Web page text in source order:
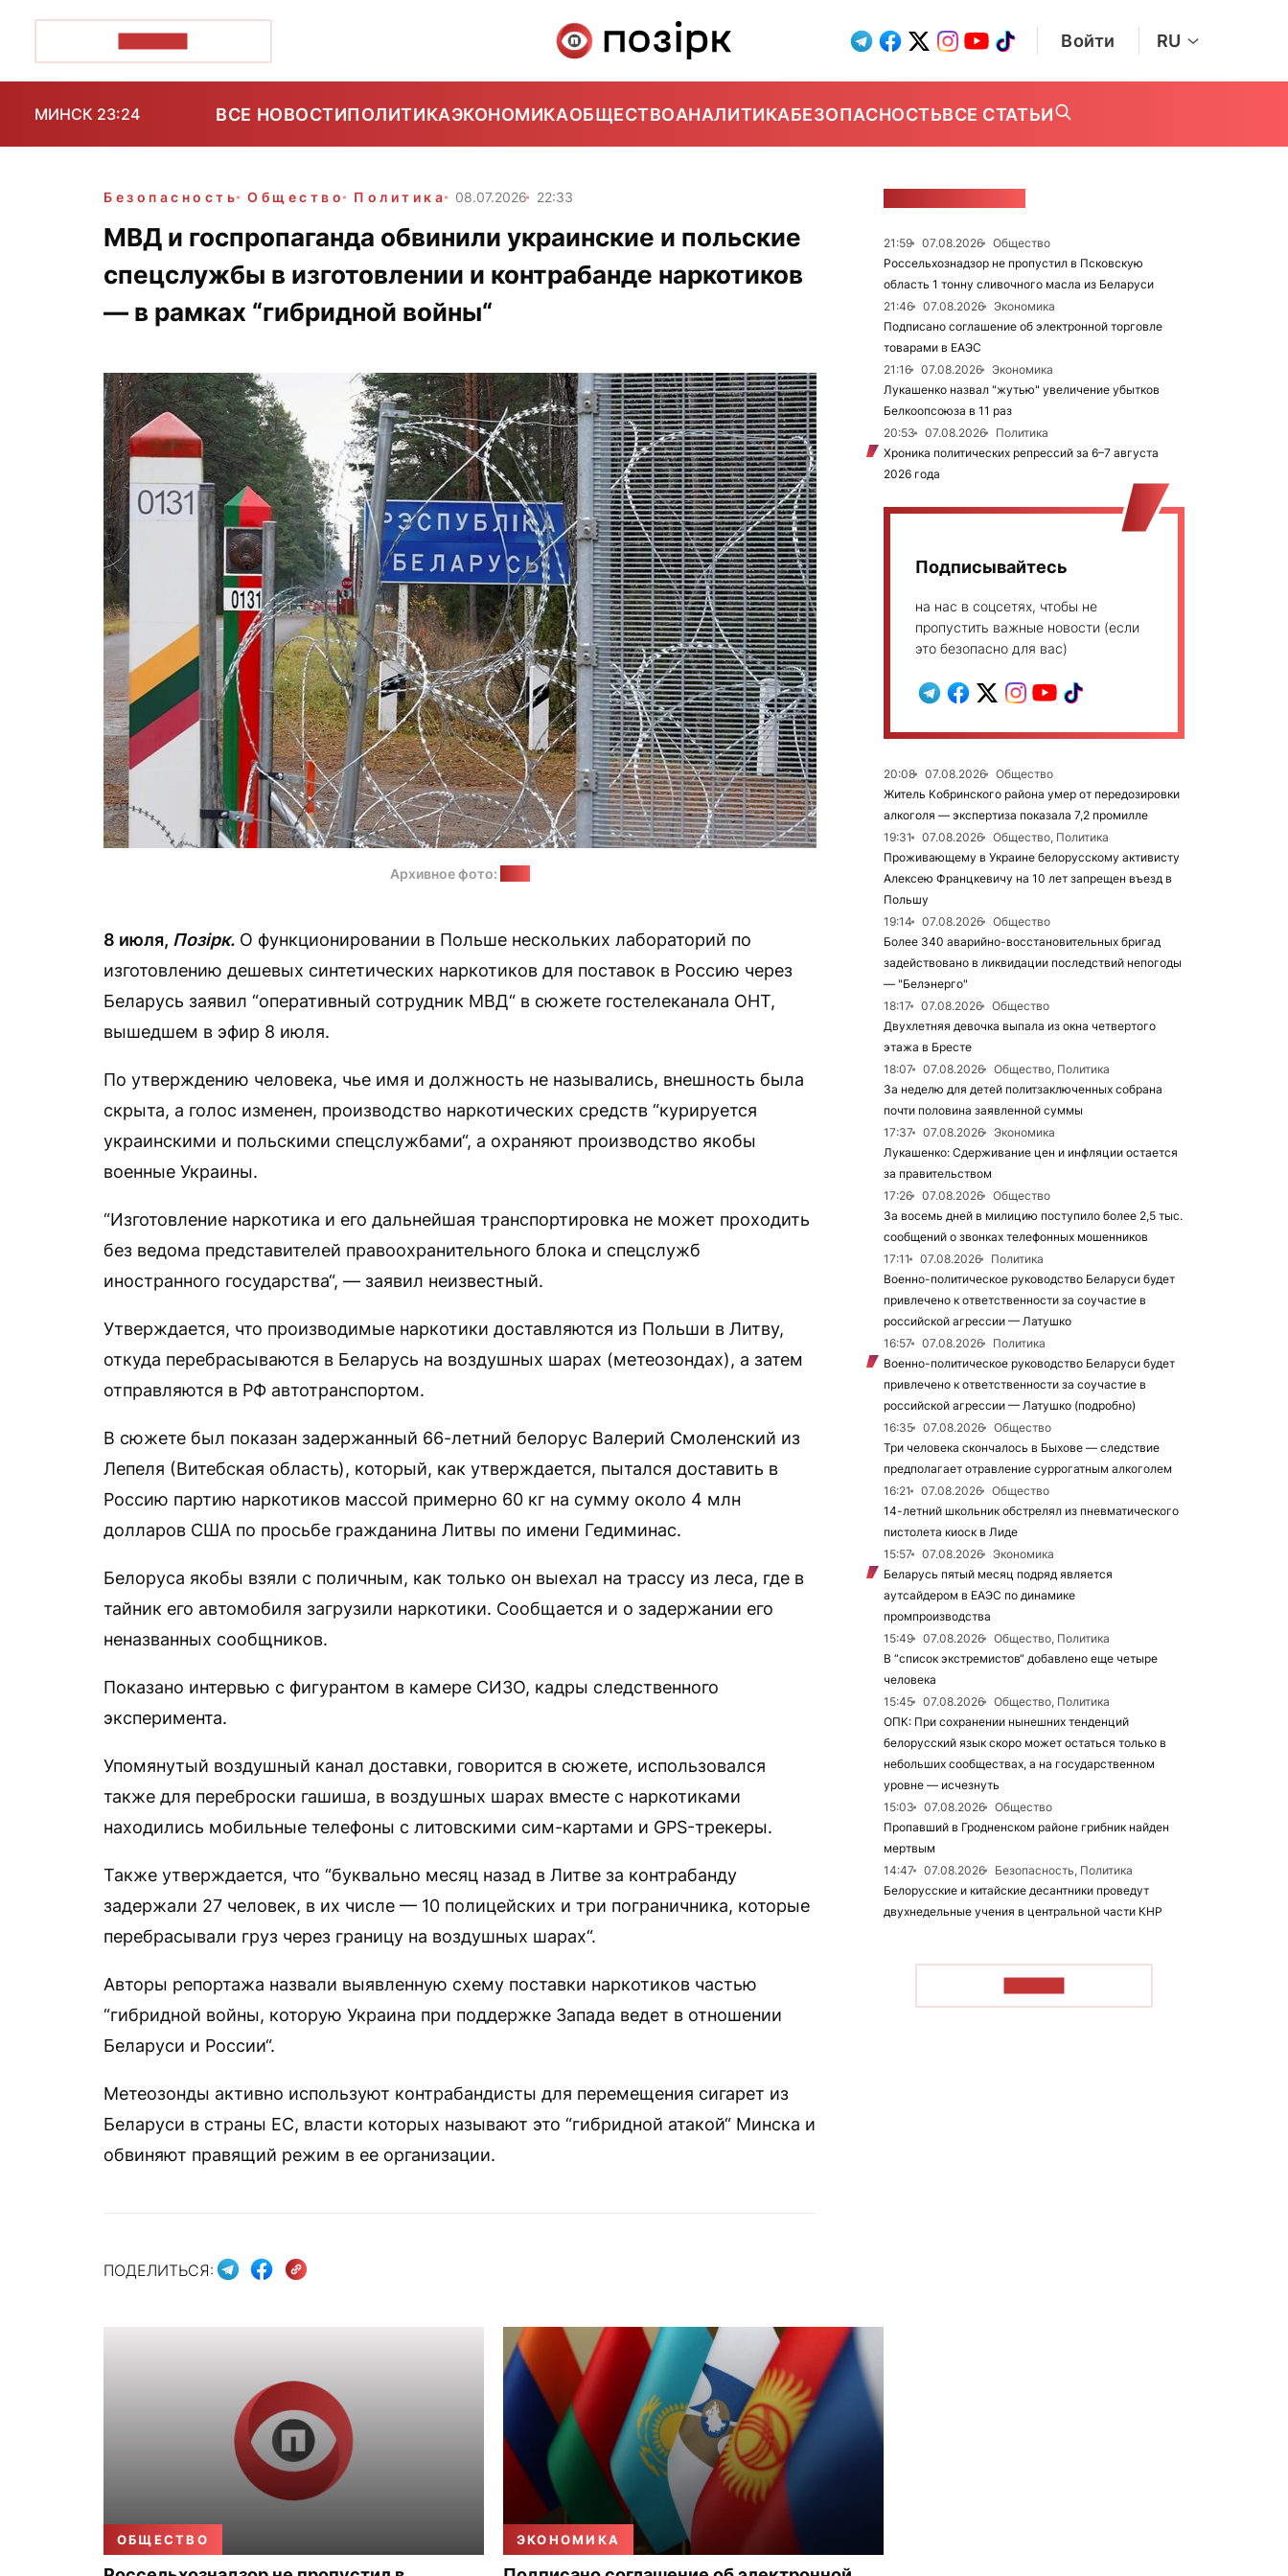
Войти RU
МИНСК 23:24 ВСЕ НОВОСТИПОЛИТИКАЭКОНОМИКАОБЩЕСТВОАНАЛИТИКАБЕЗОПАСНОСТЬВСЕ СТАТЬИ
Безопасность Общество Политика 08.07.2026 22:33
МВД и госпропаганда обвинили украинские и польские
спецслужбы в изготовлении и контрабанде наркотиков
— в рамках “гибридной войны“
Архивное фото:
8 июля, Позірк. О функционировании в Польше нескольких лабораторий по
изготовлению дешевых синтетических наркотиков для поставок в Россию через
Беларусь заявил “оперативный сотрудник МВД“ в сюжете гостелеканала ОНТ,
вышедшем в эфир 8 июля.
По утверждению человека, чье имя и должность не назывались, внешность была
скрыта, а голос изменен, производство наркотических средств “курируется
украинскими и польскими спецслужбами“, а охраняют производство якобы
военные Украины.
“Изготовление наркотика и его дальнейшая транспортировка не может проходить
без ведома представителей правоохранительного блока и спецслужб
иностранного государства“, — заявил неизвестный.
Утверждается, что производимые наркотики доставляются из Польши в Литву,
откуда перебрасываются в Беларусь на воздушных шарах (метеозондах), а затем
отправляются в РФ автотранспортом.
В сюжете был показан задержанный 66-летний белорус Валерий Смоленский из
Лепеля (Витебская область), который, как утверждается, пытался доставить в
Россию партию наркотиков массой примерно 60 кг на сумму около 4 млн
долларов США по просьбе гражданина Литвы по имени Гедиминас.
Белоруса якобы взяли с поличным, как только он выехал на трассу из леса, где в
тайник его автомобиля загрузили наркотики. Сообщается и о задержании его
неназванных сообщников.
Показано интервью с фигурантом в камере СИЗО, кадры следственного
эксперимента.
Упомянутый воздушный канал доставки, говорится в сюжете, использовался
также для переброски гашиша, в воздушных шарах вместе с наркотиками
находились мобильные телефоны с литовскими сим-картами и GPS-трекеры.
Также утверждается, что “буквально месяц назад в Литве за контрабанду
задержали 27 человек, в их числе — 10 полицейских и три пограничника, которые
перебрасывали груз через границу на воздушных шарах“.
Авторы репортажа назвали выявленную схему поставки наркотиков частью
“гибридной войны, которую Украина при поддержке Запада ведет в отношении
Беларуси и России“.
Метеозонды активно используют контрабандисты для перемещения сигарет из
Беларуси в страны ЕС, власти которых называют это “гибридной атакой“ Минска и
обвиняют правящий режим в ее организации.
ПОДЕЛИТЬСЯ:
ОБЩЕСТВО ЭКОНОМИКА
21:59 07.08.2026
Общество
Россельхознадзор не пропустил в Псковскую
область 1 тонну сливочного масла из Беларуси
21:46
07.08.2026
Экономика
Подписано соглашение об электронной торговле
товарами в ЕАЭС
21:16
07.08.2026
Экономика
Лукашенко назвал "жутью" увеличение убытков
Белкоопсоюза в 11 раз
20:53
07.08.2026
Политика
Хроника политических репрессий за 6–7 августа
2026 года
Подписывайтесь
на нас в соцсетях, чтобы не
пропустить важные новости (если
это безопасно для вас)
20:08 07.08.2026
Общество
Житель Кобринского района умер от передозировки
алкоголя — экспертиза показала 7,2 промилле
19:31
07.08.2026
Общество, Политика
Проживающему в Украине белорусскому активисту
Алексею Францкевичу на 10 лет запрещен въезд в
Польшу
19:14
07.08.2026
Общество
Более 340 аварийно-восстановительных бригад
задействовано в ликвидации последствий непогоды
— "Белэнерго"
18:17
07.08.2026
Общество
Двухлетняя девочка выпала из окна четвертого
этажа в Бресте
18:07
07.08.2026
Общество, Политика
За неделю для детей политзаключенных собрана
почти половина заявленной суммы
17:37
07.08.2026
Экономика
Лукашенко: Сдерживание цен и инфляции остается
за правительством
17:26
07.08.2026
Общество
За восемь дней в милицию поступило более 2,5 тыс.
сообщений о звонках телефонных мошенников
17:11
07.08.2026
Политика
Военно-политическое руководство Беларуси будет
привлечено к ответственности за соучастие в
российской агрессии — Латушко
16:57
07.08.2026
Политика
Военно-политическое руководство Беларуси будет
привлечено к ответственности за соучастие в
российской агрессии — Латушко (подробно)
16:35
07.08.2026
Общество
Три человека скончалось в Быхове — следствие
предполагает отравление суррогатным алкоголем
16:21
07.08.2026
Общество
14-летний школьник обстрелял из пневматического
пистолета киоск в Лиде
15:57
07.08.2026
Экономика
Беларусь пятый месяц подряд является
аутсайдером в ЕАЭС по динамике
промпроизводства
15:49
07.08.2026
Общество, Политика
В “список экстремистов“ добавлено еще четыре
человека
15:45
07.08.2026
Общество, Политика
ОПК: При сохранении нынешних тенденций
белорусский язык скоро может остаться только в
небольших сообществах, а на государственном
уровне — исчезнуть
15:03
07.08.2026
Общество
Пропавший в Гродненском районе грибник найден
мертвым
14:47
07.08.2026
Безопасность, Политика
Белорусские и китайские десантники проведут
двухнедельные учения в центральной части КНР